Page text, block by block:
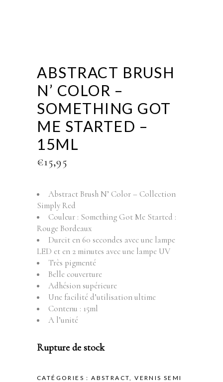
ABSTRACT BRUSH
N’ COLOR –
SOMETHING GOT
ME STARTED –
15ML
€15,95
Abstract Brush N’ Color – Collection
Simply Red
Couleur : Something Got Me Started :
Rouge Bordeaux
Durcit en 60 secondes avec une lampe
LED et en 2 minutes avec une lampe UV
Très pigmenté
Belle couverture
Adhésion supérieure
Une facilité d’utilisation ultime
Contenu : 15ml
A l’unité
Rupture de stock
CATÉGORIES :ABSTRACT,VERNIS SEMI